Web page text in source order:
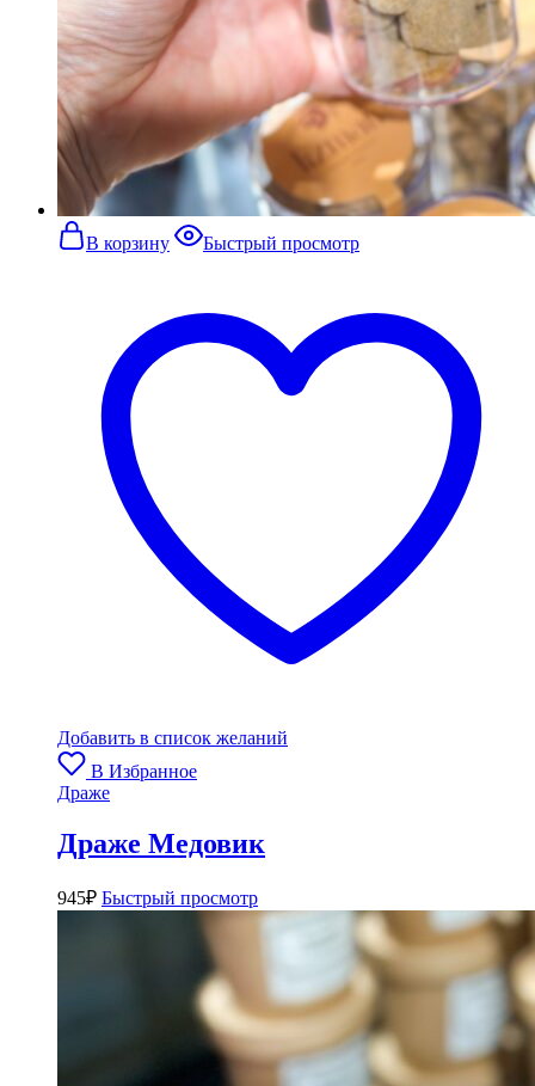
В корзину Быстрый просмотр
Добавить в список желаний
В Избранное
Драже
Драже Медовик
945₽ Быстрый просмотр